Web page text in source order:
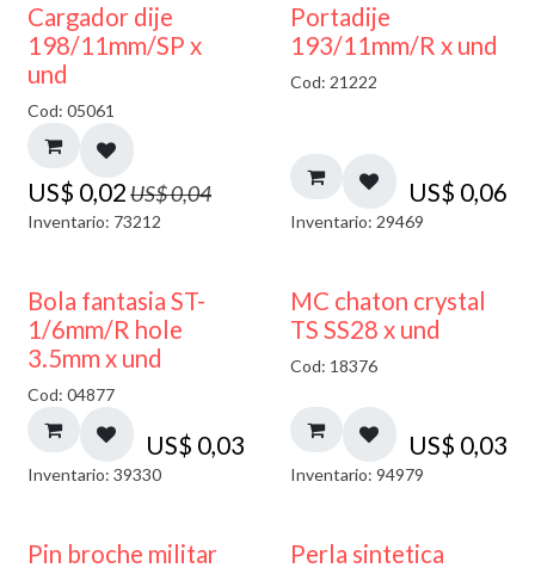
50% DESCUENTO
Cargador dije
198/11mm/SP x
und
Cod: 05061
US$ 0,02US$0,04
Inventario: 73212
Portadije
193/11mm/R x und
Cod: 21222
US$ 0,06
Inventario: 29469
Bola fantasia ST-
1/6mm/R hole
3.5mm x und
Cod: 04877
US$ 0,03
Inventario: 39330
MC chaton crystal
TS SS28 x und
Cod: 18376
US$ 0,03
Inventario: 94979
Pin broche militar
Perla sintetica